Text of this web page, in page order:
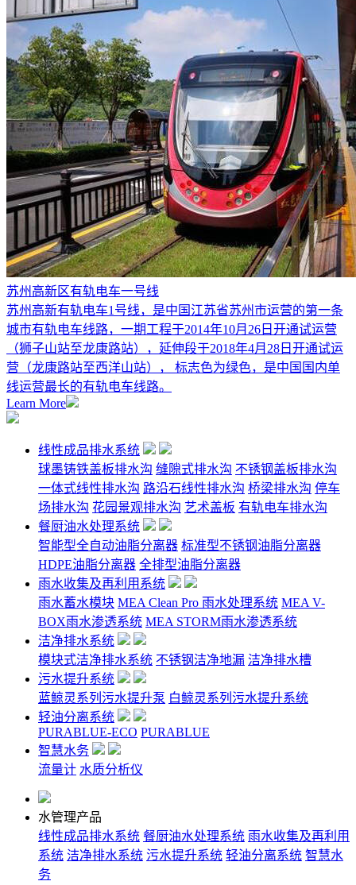
苏州高新区有轨电车一号线
苏州高新有轨电车1号线，是中国江苏省苏州市运营的第一条
城市有轨电车线路，一期工程于2014年10月26日开通试运营
（狮子山站至龙康路站），延伸段于2018年4月28日开通试运
营（龙康路站至西洋山站）， 标志色为绿色，是中国国内单
线运营最长的有轨电车线路。
Learn More
线性成品排水系统
球墨铸铁盖板排水沟 缝隙式排水沟 不锈钢盖板排水沟
一体式线性排水沟 路沿石线性排水沟 桥梁排水沟 停车
场排水沟 花园景观排水沟 艺术盖板 有轨电车排水沟
餐厨油水处理系统
智能型全自动油脂分离器 标准型不锈钢油脂分离器
HDPE油脂分离器 全排型油脂分离器
雨水收集及再利用系统
雨水蓄水模块 MEA Clean Pro 雨水处理系统 MEA V-
BOX雨水渗透系统 MEA STORM雨水渗透系统
洁净排水系统
模块式洁净排水系统 不锈钢洁净地漏 洁净排水槽
污水提升系统
蓝鲸灵系列污水提升泵 白鲸灵系列污水提升系统
轻油分离系统
PURABLUE-ECO PURABLUE
智慧水务
流量计 水质分析仪
水管理产品
线性成品排水系统 餐厨油水处理系统 雨水收集及再利用
系统 洁净排水系统 污水提升系统 轻油分离系统 智慧水
务